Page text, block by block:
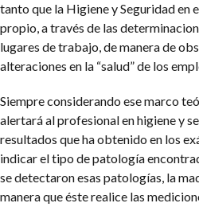
tanto que la Higiene y Seguridad en
propio, a través de las
lugares de trabajo, de manera de
alteraciones en la “salud” de los
Siempre considerando ese marco
alertará al profesional en higiene y
resultados que ha obtenido en los
indicar el tipo de patología
se detectaron esas patologías, la
manera que éste realice las